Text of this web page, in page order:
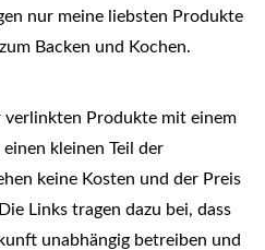
nur meine liebsten Produkte
Backen und Kochen.
verlinkten Produkte mit einem
kleinen Teil der
keine Kosten und der Preis
Links tragen dazu bei, dass
unabhängig betreiben und